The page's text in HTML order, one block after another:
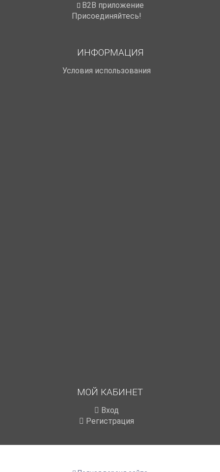
B2B приложение
Присоединяйтесь!
ИНФОРМАЦИЯ
Условия использования
МОЙ КАБИНЕТ
Вход
Регистрация